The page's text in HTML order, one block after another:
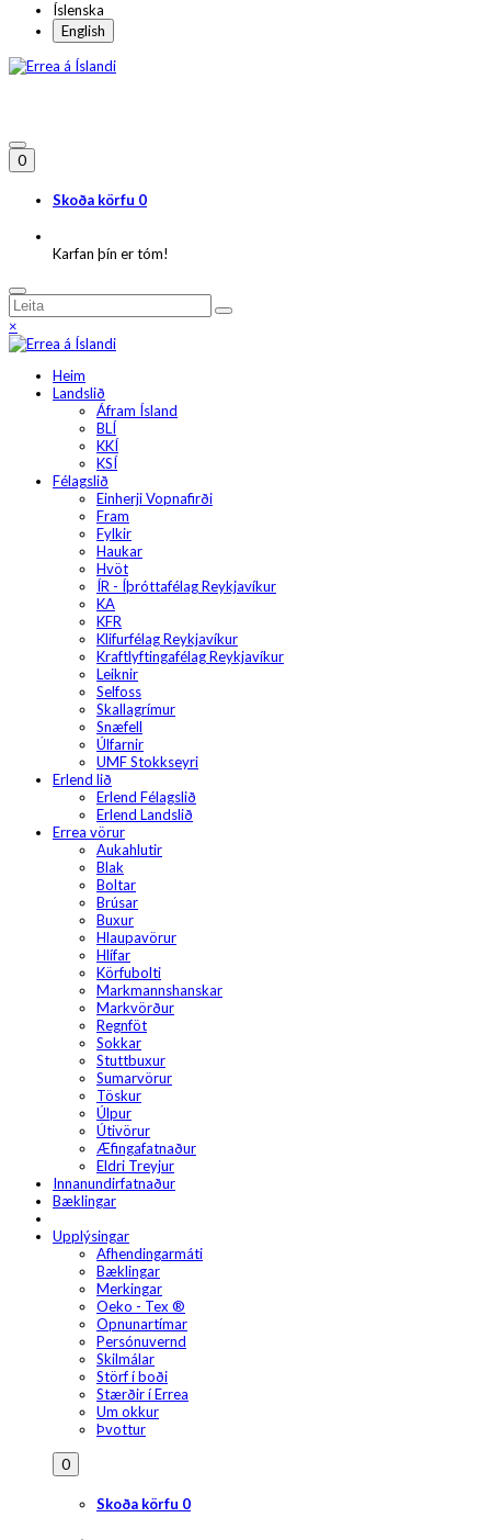
Íslenska
English
0
Skoða körfu 0
Karfan þín er tóm!
×
Heim
Landslið
Áfram Ísland
BLÍ
KKÍ
KSÍ
Félagslið
Einherji Vopnafirði
Fram
Fylkir
Haukar
Hvöt
ÍR - Íþróttafélag Reykjavíkur
KA
KFR
Klifurfélag Reykjavíkur
Kraftlyftingafélag Reykjavíkur
Leiknir
Selfoss
Skallagrímur
Snæfell
Úlfarnir
UMF Stokkseyri
Erlend lið
Erlend Félagslið
Erlend Landslið
Errea vörur
Aukahlutir
Blak
Boltar
Brúsar
Buxur
Hlaupavörur
Hlífar
Körfubolti
Markmannshanskar
Markvörður
Regnföt
Sokkar
Stuttbuxur
Sumarvörur
Töskur
Úlpur
Útivörur
Æfingafatnaður
Eldri Treyjur
Innanundirfatnaður
Bæklingar
Upplýsingar
Afhendingarmáti
Bæklingar
Merkingar
Oeko - Tex ®
Opnunartímar
Persónuvernd
Skilmálar
Störf í boði
Stærðir í Errea
Um okkur
Þvottur
0
Skoða körfu 0